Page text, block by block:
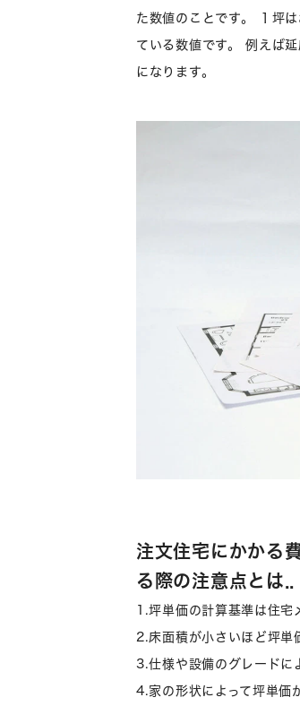
た数値のことです。 １坪
ている数値です。 例えば
になります。
注文住宅にかかる
る際の注意点とは..
1.坪単価の計算基準は住宅
2.床面積が小さいほど坪単
3.仕様や設備のグレードに
4.家の形状によって坪単価